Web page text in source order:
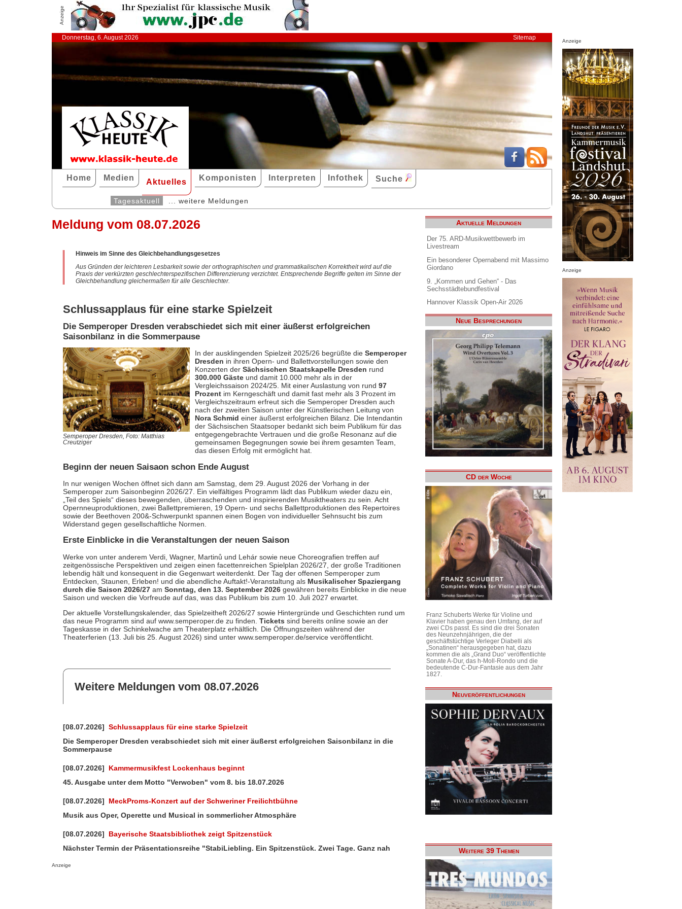
Anzeige
Donnerstag, 6. August 2026 Sitemap
Home Medien Aktuelles Komponisten Interpreten Infothek Suche
Tagesaktuell ... weitere Meldungen
Meldung vom 08.07.2026
Hinweis im Sinne des Gleichbehandlungsgesetzes
Aus Gründen der leichteren Lesbarkeit sowie der orthographischen und grammatikalischen Korrektheit wird auf die
Praxis der verkürzten geschlechterspezifischen Differenzierung verzichtet. Entsprechende Begriffe gelten im Sinne der
Gleichbehandlung gleichermaßen für alle Geschlechter.
Schlussapplaus für eine starke Spielzeit
Die Semperoper Dresden verabschiedet sich mit einer äußerst erfolgreichen
Saisonbilanz in die Sommerpause
Semperoper Dresden, Foto: Matthias
Creutziger
In der ausklingenden Spielzeit 2025/26 begrüßte die Semperoper
Dresden in ihren Opern- und Ballettvorstellungen sowie den
Konzerten der Sächsischen Staatskapelle Dresden rund
300.000 Gästeund damit 10.000 mehr als in der
Vergleichssaison 2024/25. Mit einer Auslastung von rund 97
Prozentim Kerngeschäft und damit fast mehr als 3 Prozent im
Vergleichszeitraum erfreut sich die Semperoper Dresden auch
nach der zweiten Saison unter der Künstlerischen Leitung von
Nora Schmid einer äußerst erfolgreichen Bilanz. Die Intendantin
der Sächsischen Staatsoper bedankt sich beim Publikum für das
entgegengebrachte Vertrauen und die große Resonanz auf die
gemeinsamen Begegnungen sowie bei ihrem gesamten Team,
das diesen Erfolg mit ermöglicht hat.
Beginn der neuen Saisaon schon Ende August
In nur wenigen Wochen öffnet sich dann am Samstag, dem 29. August 2026 der Vorhang in der
Semperoper zum Saisonbeginn 2026/27. Ein vielfältiges Programm lädt das Publikum wieder dazu ein,
„Teil des Spiels“ dieses bewegenden, überraschenden und inspirierenden Musiktheaters zu sein. Acht
Opernneuproduktionen, zwei Ballettpremieren, 19 Opern- und sechs Ballettproduktionen des Repertoires
sowie der Beethoven 200&-Schwerpunkt spannen einen Bogen von individueller Sehnsucht bis zum
Widerstand gegen gesellschaftliche Normen.
Erste Einblicke in die Veranstaltungen der neuen Saison
Werke von unter anderem Verdi, Wagner, Martinů und Lehár sowie neue Choreografien treffen auf
zeitgenössische Perspektiven und zeigen einen facettenreichen Spielplan 2026/27, der große Traditionen
lebendig hält und konsequent in die Gegenwart weiterdenkt. Der Tag der offenen Semperoper zum
Entdecken, Staunen, Erleben! und die abendliche Auftakt!-Veranstaltung als Musikalischer Spaziergang
durch die Saison 2026/27am Sonntag, den 13. September 2026gewähren bereits Einblicke in die neue
Saison und wecken die Vorfreude auf das, was das Publikum bis zum 10. Juli 2027 erwartet.
Der aktuelle Vorstellungskalender, das Spielzeitheft 2026/27 sowie Hintergründe und Geschichten rund um
das neue Programm sind auf www.semperoper.de zu finden. Tickets sind bereits online sowie an der
Tageskasse in der Schinkelwache am Theaterplatz erhältlich. Die Öffnungszeiten während der
Theaterferien (13. Juli bis 25. August 2026) sind unter www.semperoper.de/service veröffentlicht.
Weitere Meldungen vom 08.07.2026
[08.07.2026] Schlussapplaus für eine starke Spielzeit
Die Semperoper Dresden verabschiedet sich mit einer äußerst erfolgreichen Saisonbilanz in die
Sommerpause
[08.07.2026]
Kammermusikfest Lockenhaus beginnt
45. Ausgabe unter dem Motto "Verwoben" vom 8. bis 18.07.2026
[08.07.2026]
MeckProms-Konzert auf der Schweriner Freilichtbühne
Musik aus Oper, Operette und Musical in sommerlicher Atmosphäre
[08.07.2026]
Bayerische Staatsbibliothek zeigt Spitzenstück
Nächster Termin der Präsentationsreihe "StabiLiebling. Ein Spitzenstück. Zwei Tage. Ganz nah
Anzeige
Aktuelle Meldungen
Der 75. ARD-Musikwettbewerb im
Livestream
Ein besonderer Opernabend mit Massimo
Giordano
9. „Kommen und Gehen“ - Das
Sechsstädtebundfestival
Hannover Klassik Open-Air 2026
Neue Besprechungen
CD der Woche
Franz Schuberts Werke für Violine und
Klavier haben genau den Umfang, der auf
zwei CDs passt. Es sind die drei Sonaten
des Neunzehnjährigen, die der
geschäftstüchtige Verleger Diabelli als
„Sonatinen“ herausgegeben hat, dazu
kommen die als „Grand Duo“ veröffentlichte
Sonate A-Dur, das h-Moll-Rondo und die
bedeutende C-Dur-Fantasie aus dem Jahr
1827.
Neuveröffentlichungen
Weitere 39 Themen
Anzeige
Anzeige